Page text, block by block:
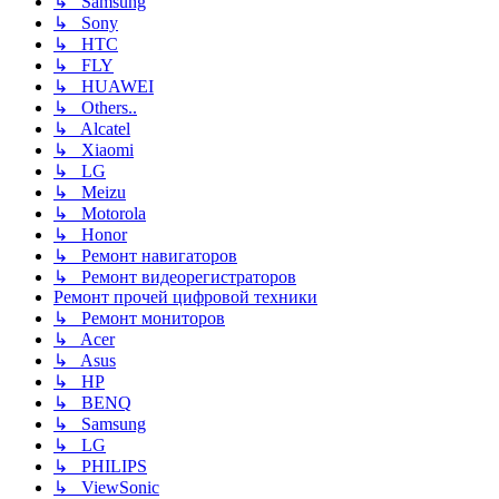
↳ Sony
↳ HTC
↳ FLY
↳ HUAWEI
↳ Others..
↳ Alcatel
↳ Xiaomi
↳ LG
↳ Meizu
↳ Motorola
↳ Honor
↳ Ремонт навигаторов
↳ Ремонт видеорегистраторов
Ремонт прочей цифровой техники
↳ Ремонт мониторов
↳ Acer
↳ Asus
↳ HP
↳ BENQ
↳ Samsung
↳ LG
↳ PHILIPS
↳ ViewSonic